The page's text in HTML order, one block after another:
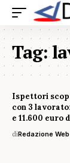
Tag:
Ispettori
con 3
e 11.600 euro
diRedazione Web